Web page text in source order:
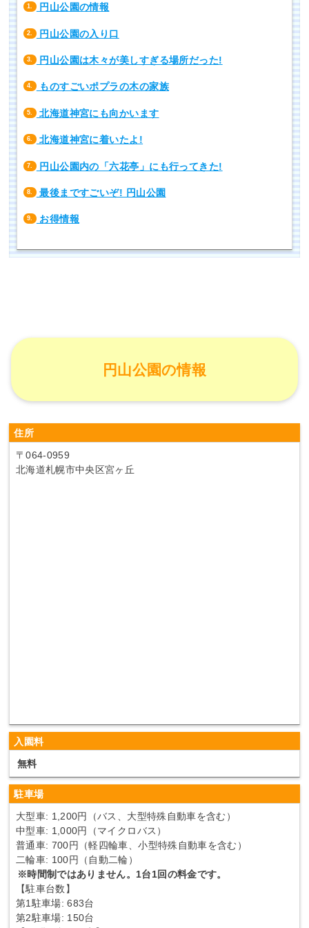
1. 円山公園の情報
2. 円山公園の入り口
3. 円山公園は木々が美しすぎる場所だった!
4. ものすごいポプラの木の家族
5. 北海道神宮にも向かいます
6. 北海道神宮に着いたよ!
7. 円山公園内の「六花亭」にも行ってきた!
8. 最後まですごいぞ! 円山公園
9. お得情報
円山公園の情報
住所
〒064-0959
北海道札幌市中央区宮ヶ丘
入園料
無料
駐車場
大型車: 1,200円（バス、大型特殊自動車を含む）
中型車: 1,000円（マイクロバス）
普通車: 700円（軽四輪車、小型特殊自動車を含む）
二輪車: 100円（自動二輪）
※時間制ではありません。1台1回の料金です。
【駐車台数】
第1駐車場: 683台
第2駐車場: 150台